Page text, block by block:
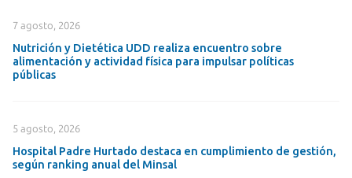
7 agosto, 2026
Nutrición y Dietética UDD realiza encuentro sobre
alimentación y actividad física para impulsar políticas
públicas
5 agosto, 2026
Hospital Padre Hurtado destaca en cumplimiento de gestión,
según ranking anual del Minsal